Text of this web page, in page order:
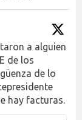
a alguien
de los
de lo
hay facturas.